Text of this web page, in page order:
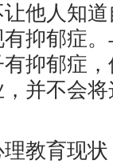
他人知
抑郁症
抑郁症
并不会
教育现状